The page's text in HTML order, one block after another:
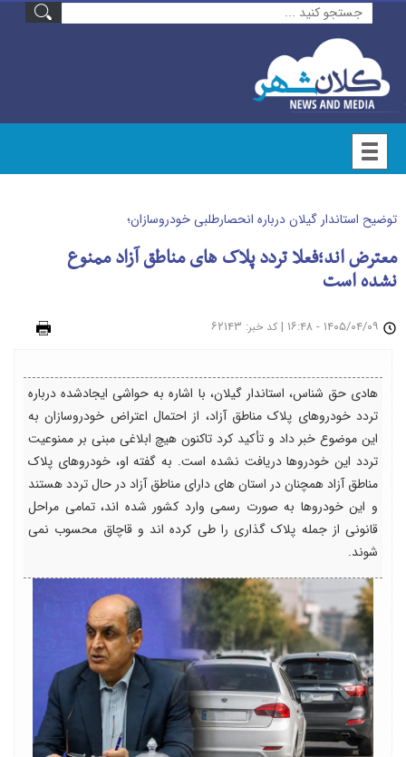
توضیح استاندار گیلان درباره انحصارطلبی خودروسازان؛
معترض اند؛فعلا تردد پلاک های مناطق آزاد ممنوع
نشده است
| کد خبر: ۶۲۱۴۳
هادی حق شناس، استاندار گیلان، با اشاره به حواشی ایجادشده درباره
تردد خودروهای پلاک مناطق آزاد، از احتمال اعتراض خودروسازان به
این موضوع خبر داد و تأکید کرد تاکنون هیچ ابلاغی مبنی بر ممنوعیت
تردد این خودروها دریافت نشده است. به گفته او، خودروهای پلاک
مناطق آزاد همچنان در استان های دارای مناطق آزاد در حال تردد هستند
و این خودروها به صورت رسمی وارد کشور شده اند، تمامی مراحل
قانونی از جمله پلاک گذاری را طی کرده اند و قاچاق محسوب نمی
شوند.